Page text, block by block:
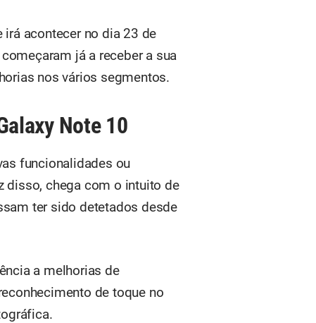
acontecer no dia 23 de
já a receber a sua
nos vários segmentos.
Note 10
funcionalidades ou
disso, chega com o intuito de
ter sido detetados desde
a melhorias de
de toque no